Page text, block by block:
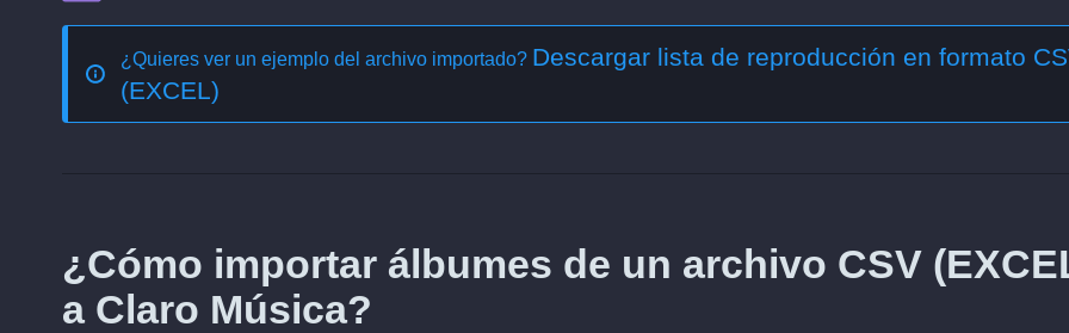
¿Quieres ver un ejemplo del archivo importado? Descargar lista de reproducción en formato
(EXCEL)
¿Cómo importar álbumes de un archivo CSV
a Claro Música?